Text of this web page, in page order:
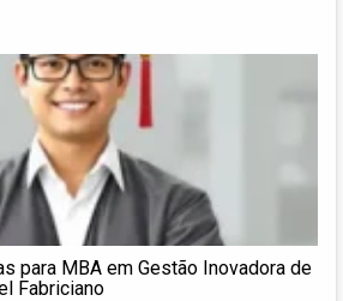
para MBA em Gestão Inovadora de
Fabriciano